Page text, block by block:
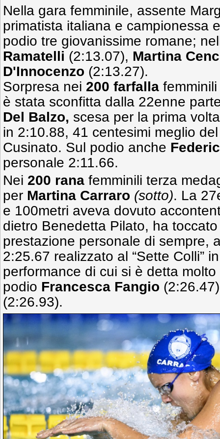
Nella gara femminile, assente
primatista italiana e campionessa
podio tre giovanissime romane;
Ramatelli (2:13.07), Martina
D'Innocenzo (2:13.27).
Sorpresa nei 200 farfalla
è stata sconfitta dalla 22enne
Del Balzo, scesa per la prima
in 2:10.88, 41 centesimi meglio
Cusinato. Sul podio anche
personale 2:11.66.
Nei 200 rana femminili terza
per Martina Carraro (sotto). La
e 100metri aveva dovuto
dietro Benedetta Pilato, ha
prestazione personale di sempre,
2:25.67 realizzato al “Sette Colli”
performance di cui si è detta
podio Francesca Fangio
(2:26.93).